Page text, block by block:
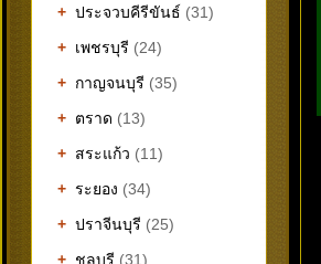
+ ประจวบคีรีขันธ์ (31)
+ เพชรบุรี (24)
+ กาญจนบุรี (35)
+ ตราด (13)
+ สระแก้ว (11)
+ ระยอง (34)
+ ปราจีนบุรี (25)
+ ชลบุรี (31)